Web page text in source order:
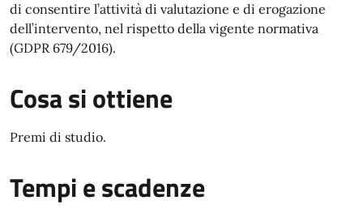
di consentire l’attività di valutazione e di erogazione
dell’intervento, nel rispetto della vigente normativa
(GDPR 679/2016).
Cosa si ottiene
Premi di studio.
Tempi e scadenze